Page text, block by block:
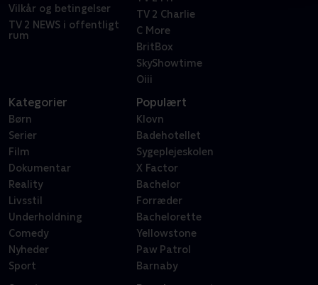
Vilkår og betingelser
TV 2 NEWS i offentligt
rum
TV 2 Charlie
C More
BritBox
SkyShowtime
Oiii
Kategorier
Børn
Serier
Film
Dokumentar
Reality
Livsstil
Underholdning
Comedy
Nyheder
Sport
Populært
Klovn
Badehotellet
Sygeplejeskolen
X Factor
Bachelor
Forræder
Bachelorette
Yellowstone
Paw Patrol
Barnaby